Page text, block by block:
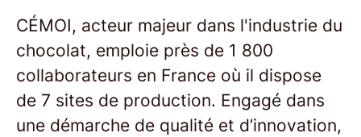
CÉMOI, acteur majeur dans l'industrie du
chocolat, emploie près de 1 800
collaborateurs en France où il dispose
de 7 sites de production. Engagé dans
une démarche de qualité et d’innovation,